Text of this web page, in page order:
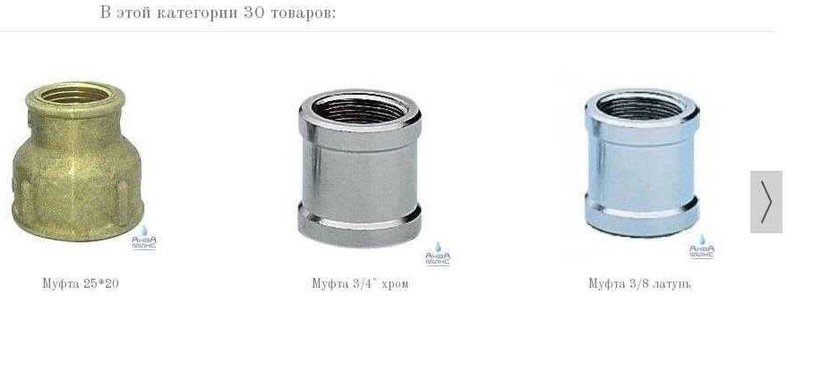
В этой категории 30 товаров:
Муфта 25*20 Муфта 3/4" хром Муфта 3/8 латунь